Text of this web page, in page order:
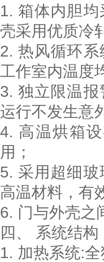
1. 箱体内胆
壳采用优质冷
2. 热风循环
工作室内温度
3. 独立限温
运行不发生意
4. 高温烘箱
用；
5. 采用超细
高温材料，有
6. 门与外壳之
四、
系统结构
1. 加热系统: